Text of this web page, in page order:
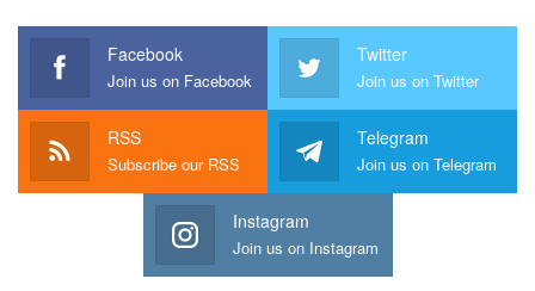
Facebook
Join us on Facebook
Twitter
Join us on Twitter
RSS
Subscribe our RSS
Telegram
Join us on Telegram
Instagram
Join us on Instagram